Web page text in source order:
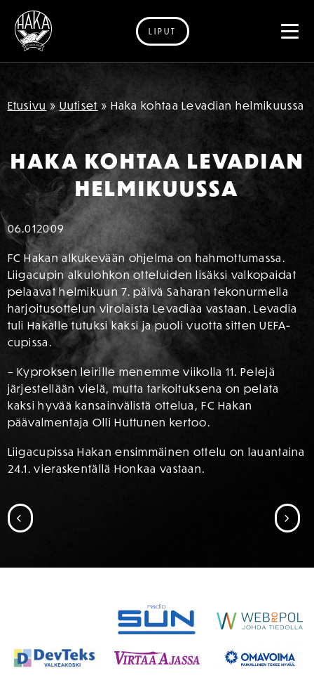
Siirry sisältöön
LIPUT
Etusivu » Uutiset » Haka kohtaa Levadian helmikuussa
HAKA KOHTAA LEVADIAN
HELMIKUUSSA
06.012009
FC Hakan alkukevään ohjelma on hahmottumassa.
Liigacupin alkulohkon otteluiden lisäksi valkopaidat
pelaavat helmikuun 7. päivä Saharan tekonurmella
harjoitusottelun virolaista Levadiaa vastaan. Levadia
tuli Hakalle tutuksi kaksi ja puoli vuotta sitten UEFA-
cupissa.
– Kyproksen leirille menemme viikolla 11. Pelejä
järjestellään vielä, mutta tarkoituksena on pelata
kaksi hyvää kansainvälistä ottelua, FC Hakan
päävalmentaja Olli Huttunen kertoo.
Liigacupissa Hakan ensimmäinen ottelu on lauantaina
24.1. vieraskentällä Honkaa vastaan.
SIIRRY EDELLISEEN